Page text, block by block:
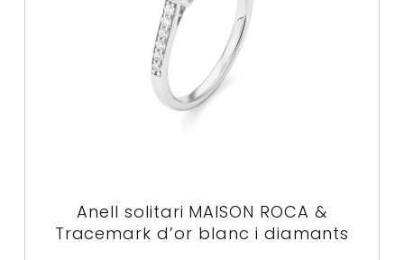
Anell solitari MAISON ROCA &
Tracemark d’or blanc i diamants